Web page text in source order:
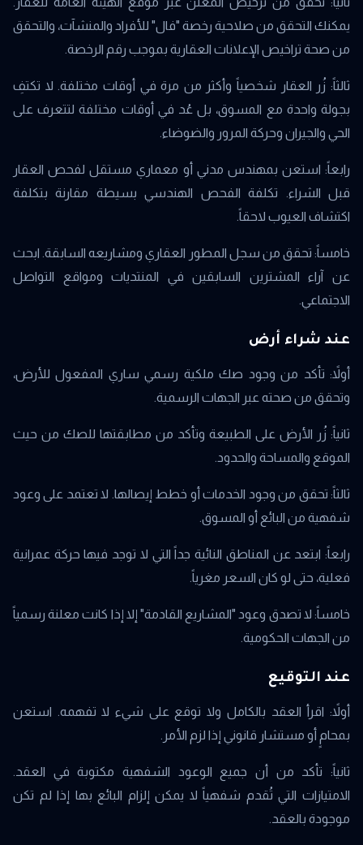
يمكنك التحقق من صلاحية رخصة "فال" للأفراد والمنشآت، والتحقق
من صحة تراخيص الإعلانات العقارية بموجب رقم الرخصة.
ثالثاً: زُر العقار شخصياً وأكثر من مرة في أوقات مختلفة. لا تكتفِ
بجولة واحدة مع المسوق، بل عُد في أوقات مختلفة لتتعرف على
الحي والجيران وحركة المرور والضوضاء.
رابعاً: استعن بمهندس مدني أو معماري مستقل لفحص العقار
قبل الشراء. تكلفة الفحص الهندسي بسيطة مقارنة بتكلفة
اكتشاف العيوب لاحقاً.
خامساً: تحقق من سجل المطور العقاري ومشاريعه السابقة. ابحث
عن آراء المشترين السابقين في المنتديات ومواقع التواصل
الاجتماعي.
عند شراء أرض
أولاً: تأكد من وجود صك ملكية رسمي ساري المفعول للأرض،
وتحقق من صحته عبر الجهات الرسمية.
ثانياً: زُر الأرض على الطبيعة وتأكد من مطابقتها للصك من حيث
الموقع والمساحة والحدود.
ثالثاً: تحقق من وجود الخدمات أو خطط إيصالها. لا تعتمد على وعود
شفهية من البائع أو المسوق.
رابعاً: ابتعد عن المناطق النائية جداً التي لا توجد فيها حركة عمرانية
فعلية، حتى لو كان السعر مغرياً.
خامساً: لا تصدق وعود "المشاريع القادمة" إلا إذا كانت معلنة رسمياً
من الجهات الحكومية.
عند التوقيع
أولاً: اقرأ العقد بالكامل ولا توقع على شيء لا تفهمه. استعن
بمحامٍ أو مستشار قانوني إذا لزم الأمر.
ثانياً: تأكد من أن جميع الوعود الشفهية مكتوبة في العقد.
الامتيازات التي تُقدم شفهياً لا يمكن إلزام البائع بها إذا لم تكن
موجودة بالعقد.